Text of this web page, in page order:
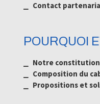
⎯ Contact
POURQUOI
⎯ Notre constitution
⎯ Composition du
⎯ Propositions et